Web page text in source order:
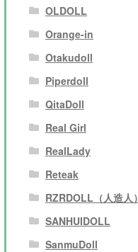
OLDOLL
Orange-in
Otakudoll
Piperdoll
QitaDoll
Real Girl
RealLady
Reteak
RZRDOLL（人造人）
SANHUIDOLL
SanmuDoll